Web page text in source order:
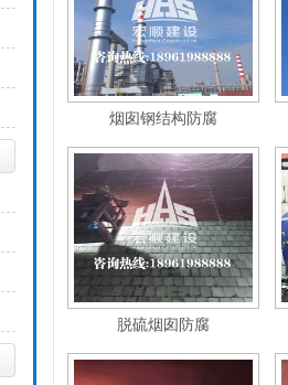
烟囱钢结构防腐
脱硫烟囱防腐